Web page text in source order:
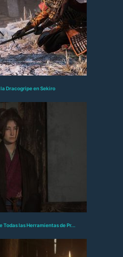
Dracogripe en Sekiro
Todas las Herramientas de Pr...